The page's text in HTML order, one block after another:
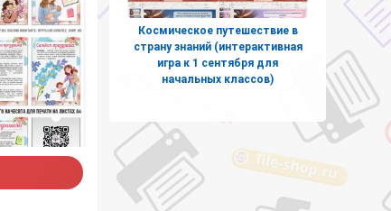
Космическое путешествие в
страну знаний (интерактивная
игра к 1 сентября для
начальных классов)